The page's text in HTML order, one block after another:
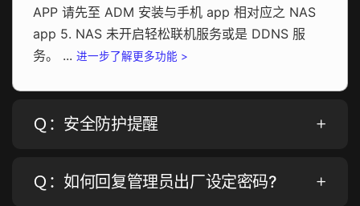
APP 请先至 ADM 安装与手机 app 相对应之 NAS
app 5. NAS 未开启轻松联机服务或是 DDNS 服
务。 ... 进一步了解更多功能 >
Ｑ：安全防护提醒
Ｑ：如何回复管理员出厂设定密码?